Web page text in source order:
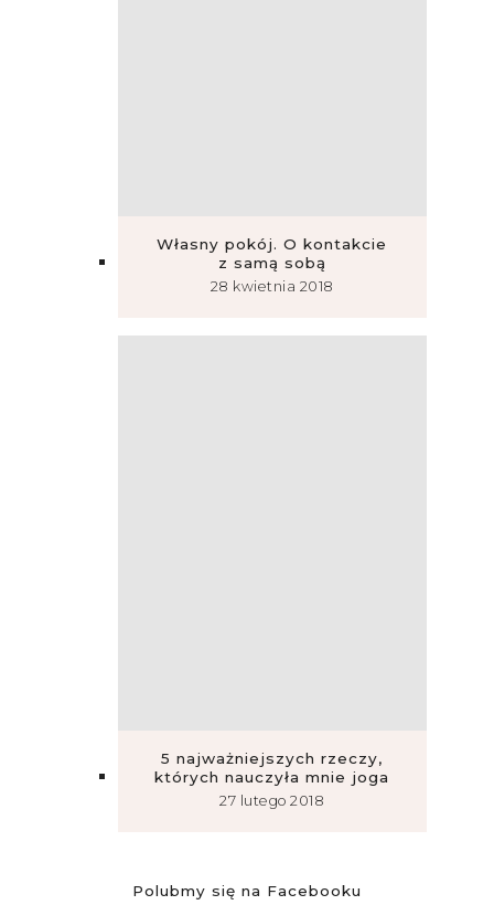
Własny pokój. O kontakcie
z samą sobą
28 kwietnia 2018
5 najważniejszych rzeczy,
których nauczyła mnie joga
27 lutego 2018
Polubmy się na Facebooku